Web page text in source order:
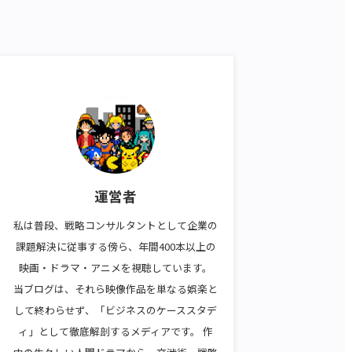
運営者
私は普段、戦略コンサルタントとして企業の
課題解決に従事する傍ら、年間400本以上の
映画・ドラマ・アニメを視聴しています。
当ブログは、それら映像作品を単なる娯楽と
して終わらせず、「ビジネスのケーススタデ
ィ」として徹底解剖するメディアです。 作